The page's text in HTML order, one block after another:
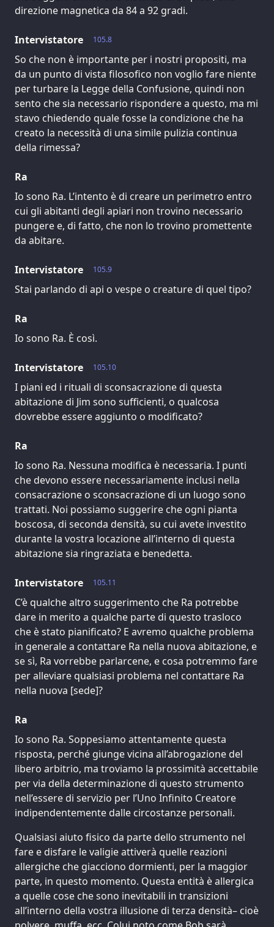
direzione magnetica da 84 a 92 gradi.
105.8
Intervistatore
So che non è importante per i nostri propositi, ma
da un punto di vista filosofico non voglio fare niente
per turbare la Legge della Confusione, quindi non
sento che sia necessario rispondere a questo, ma mi
stavo chiedendo quale fosse la condizione che ha
creato la necessità di una simile pulizia continua
della rimessa?
Ra
Io sono Ra. L’intento è di creare un perimetro entro
cui gli abitanti degli apiari non trovino necessario
pungere e, di fatto, che non lo trovino promettente
da abitare.
105.9
Intervistatore
Stai parlando di api o vespe o creature di quel tipo?
Ra
Io sono Ra. È così.
105.10
Intervistatore
I piani ed i rituali di sconsacrazione di questa
abitazione di Jim sono sufficienti, o qualcosa
dovrebbe essere aggiunto o modificato?
Ra
Io sono Ra. Nessuna modifica è necessaria. I punti
che devono essere necessariamente inclusi nella
consacrazione o sconsacrazione di un luogo sono
trattati. Noi possiamo suggerire che ogni pianta
boscosa, di seconda densità, su cui avete investito
durante la vostra locazione all’interno di questa
abitazione sia ringraziata e benedetta.
105.11
Intervistatore
C’è qualche altro suggerimento che Ra potrebbe
dare in merito a qualche parte di questo trasloco
che è stato pianificato? E avremo qualche problema
in generale a contattare Ra nella nuova abitazione, e
se sì, Ra vorrebbe parlarcene, e cosa potremmo fare
per alleviare qualsiasi problema nel contattare Ra
nella nuova [sede]?
Ra
Io sono Ra. Soppesiamo attentamente questa
risposta, perché giunge vicina all’abrogazione del
libero arbitrio, ma troviamo la prossimità accettabile
per via della determinazione di questo strumento
nell’essere di servizio per l’Uno Infinito Creatore
indipendentemente dalle circostanze personali.
Qualsiasi aiuto fisico da parte dello strumento nel
fare e disfare le valigie attiverà quelle reazioni
allergiche che giacciono dormienti, per la maggior
parte, in questo momento. Questa entità è allergica
a quelle cose che sono inevitabili in transizioni
all’interno della vostra illusione di terza densità– cioè